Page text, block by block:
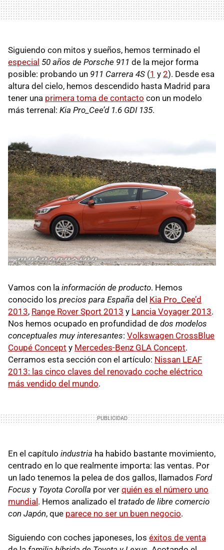
Siguiendo con mitos y sueños, hemos terminado el
especial 50 años de Porsche 911 de la mejor forma
posible: probando un 911 Carrera 4S (1 y 2). Desde esa
altura del cielo, hemos descendido hasta Madrid para
tener una primera toma de contacto con un modelo
más terrenal: Kia Pro_Cee’d 1.6 GDI 135.
Vamos con la información de producto. Hemos
conocido los precios para España del Kia Pro_Cee’d
2013, Range Rover Sport 2013 y Lancia Voyager 2013.
Nos hemos ocupado en profundidad de dos modelos
conceptuales muy interesantes: Volkswagen CrossBlue
Coupé Concept y Mercedes-Benz GLA Concept.
Cerramos esta sección con el artículo: Nissan LEAF
2013: las cinco claves del renovado coche eléctrico
más vendido del mundo.
En el capítulo industria ha habido bastante movimiento,
centrado en lo que realmente importa: las ventas. Por
un lado tenemos la pelea de dos gallos, llamados Ford
Focus y Toyota Corolla por ver quién es el número uno
mundial. Hemos analizado el tratado de libre comercio
con Japón, que parece no ser un buen negocio.
Siguiendo con coches japoneses, los éxitos de venta